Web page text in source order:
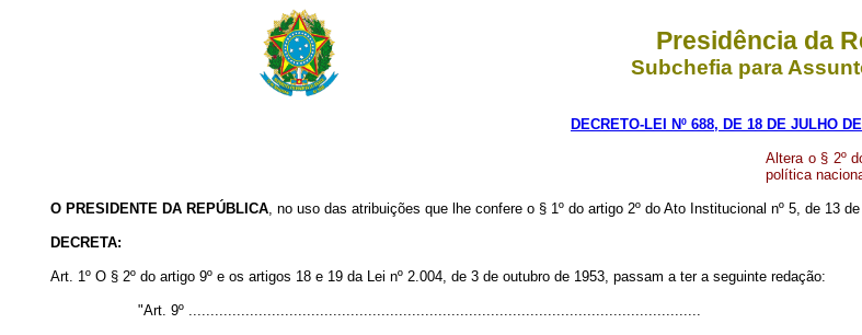
Presidência da
Subchefia para
DECRETO-LEI Nº 688, DE 18 DE JULHO
Altera o § 2º
política
O PRESIDENTE DA REPÚBLICA, no uso das atribuições que lhe confere o § 1º do artigo 2º do Ato Institucional nº 5, de 13
DECRETA:
Art. 1º O § 2º do artigo 9º e os artigos 18 e 19 da Lei nº 2.004, de 3 de outubro de 1953, passam a ter a seguinte redação:
"Art. 9º .....................................................................................................................